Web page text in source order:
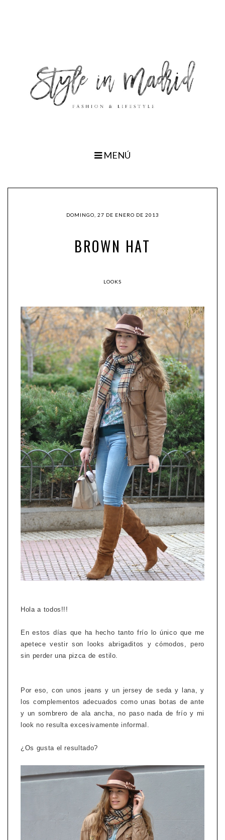
MENÚ
DOMINGO, 27 DE ENERO DE 2013
BROWN HAT
LOOKS
Hola a todos!!!
En estos días que ha hecho tanto frío lo único que me
apetece vestir son looks abrigaditos y cómodos, pero
sin perder una pizca de estilo.
Por eso, con unos jeans y un jersey de seda y lana, y
los complementos adecuados como unas botas de ante
y un sombrero de ala ancha, no paso nada de frío y mi
look no resulta excesivamente informal.
¿Os gusta el resultado?